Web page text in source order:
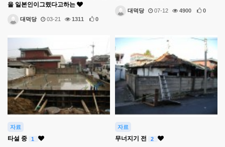
을 일본인이그렸다고하는
대덕당 03-21 1311 0
대덕당 07-12 4900 0
자료
타설 중 1
자료
무너지기 전 2